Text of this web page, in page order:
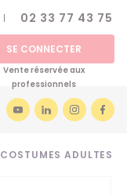
02 33 77 43 75
SE CONNECTER
Vente réservée aux
professionnels
COSTUMES ADULTES